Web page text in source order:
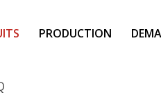
PRODUCTION